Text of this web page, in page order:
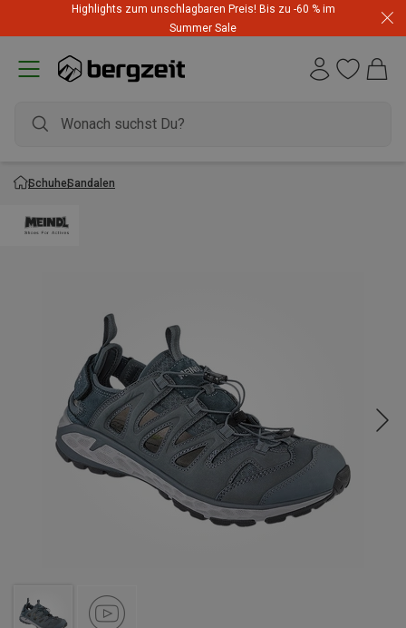
Highlights zum unschlagbaren Preis! Bis zu -60 % im
Summer Sale
SchuheSandalen